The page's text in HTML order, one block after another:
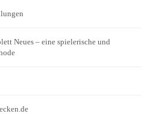
Neues – eine spielerische und